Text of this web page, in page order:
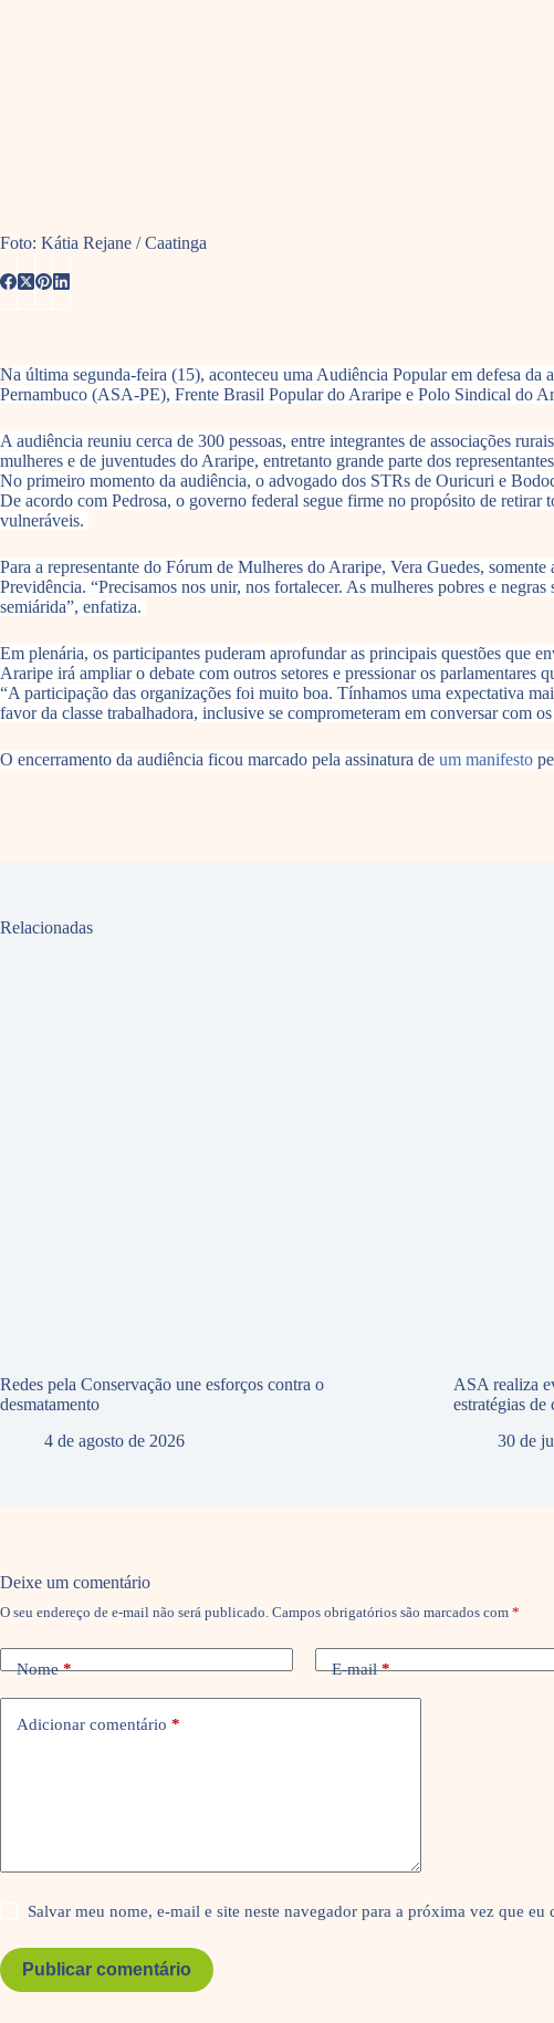
Foto: Kátia Rejane / Caatinga
Na última segunda-feira (15), aconteceu uma Audiência Popular em defesa
Pernambuco (ASA-PE), Frente Brasil Popular do Araripe e Polo Sindical do
A audiência reuniu cerca de 300 pessoas, entre integrantes de associações
mulheres e de juventudes do Araripe, entretanto grande parte dos
No primeiro momento da audiência, o advogado dos STRs de Ouricuri e
De acordo com Pedrosa, o governo federal segue firme no propósito de
vulneráveis.
Para a representante do Fórum de Mulheres do Araripe, Vera Guedes,
Previdência. “Precisamos nos unir, nos fortalecer. As mulheres pobres e
semiárida”, enfatiza.
Em plenária, os participantes puderam aprofundar as principais questões que
Araripe irá ampliar o debate com outros setores e pressionar os
“A participação das organizações foi muito boa. Tínhamos uma expectativa
favor da classe trabalhadora, inclusive se comprometeram em conversar com
O encerramento da audiência ficou marcado pela assinatura de um manifesto
Relacionadas
Redes pela Conservação une esforços contra o
desmatamento
4 de agosto de 2026
ASA realiza
estratégias
30 de
Deixe um comentário
O seu endereço de e-mail não será publicado. Campos obrigatórios são marcados com *
Nome* E-mail*
Adicionar comentário *
Salvar meu nome, e-mail e site neste navegador para a próxima vez que eu
Publicar comentário